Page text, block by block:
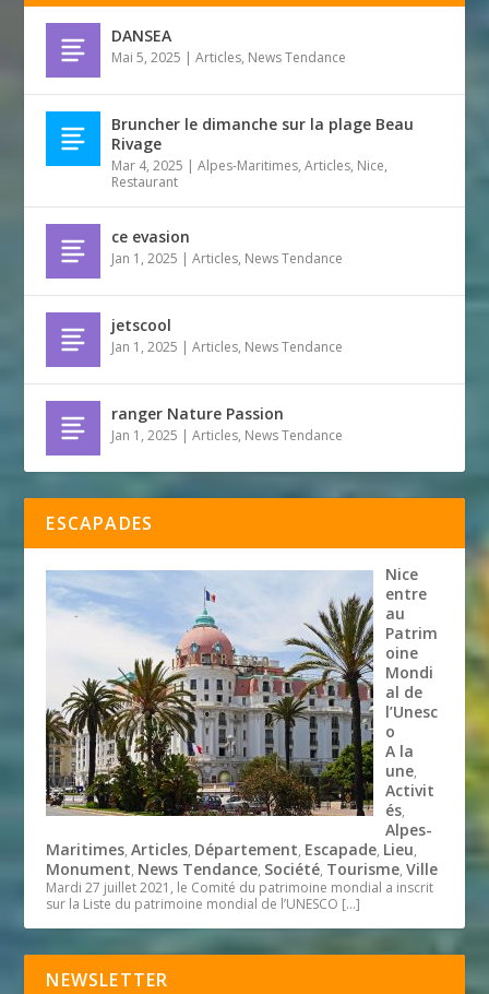
DANSEA
Mai 5, 2025 |Articles, News Tendance
Bruncher le dimanche sur la plage Beau
Rivage
Mar 4, 2025 |Alpes-Maritimes,Articles, Nice,
Restaurant
ce evasion
Jan 1, 2025 |Articles, News Tendance
jetscool
Jan 1, 2025 |Articles, News Tendance
ranger Nature Passion
Jan 1, 2025 |Articles, News Tendance
ESCAPADES
Nice
entre
au
Patrim
oine
Mondi
al de
l’Unesc
o
A la
une,
Activit
és,
Alpes-
Maritimes,Articles, Département, Escapade, Lieu,
Monument, News Tendance, Société, Tourisme,Ville
Mardi 27 juillet 2021, le Comité du patrimoine mondial a inscrit
sur la Liste du patrimoine mondial de l’UNESCO […]
NEWSLETTER